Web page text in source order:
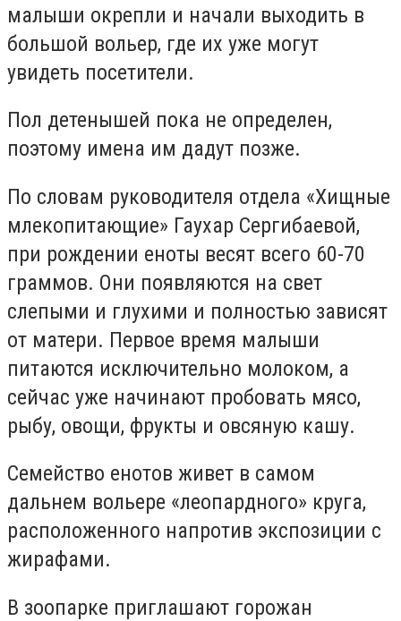
малыши окрепли и начали выходить в
большой вольер, где их уже могут
увидеть посетители.
Пол детенышей пока не определен,
поэтому имена им дадут позже.
По словам руководителя отдела «Хищные
млекопитающие» Гаухар Сергибаевой,
при рождении еноты весят всего 60-70
граммов. Они появляются на свет
слепыми и глухими и полностью зависят
от матери. Первое время малыши
питаются исключительно молоком, а
сейчас уже начинают пробовать мясо,
рыбу, овощи, фрукты и овсяную кашу.
Семейство енотов живет в самом
дальнем вольере «леопардного» круга,
расположенного напротив экспозиции с
жирафами.
В зоопарке приглашают горожан